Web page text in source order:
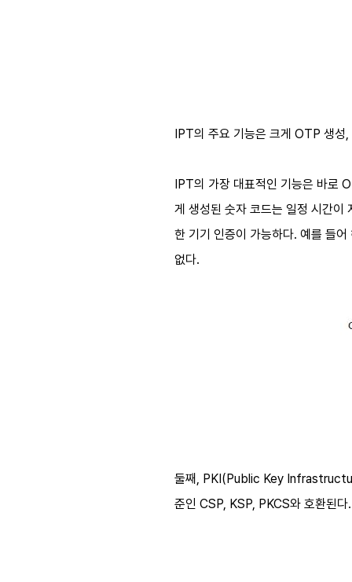
IPT의 주요 기능은 크게 OTP 생성
IPT의 가장 대표적인 기능은 바로
게 생성된 숫자 코드는 일정 시간이
한 기기 인증이 가능하다. 예를 들
없다.
둘째, PKI(Public Key
준인 CSP, KSP, PKCS와 호환된다.